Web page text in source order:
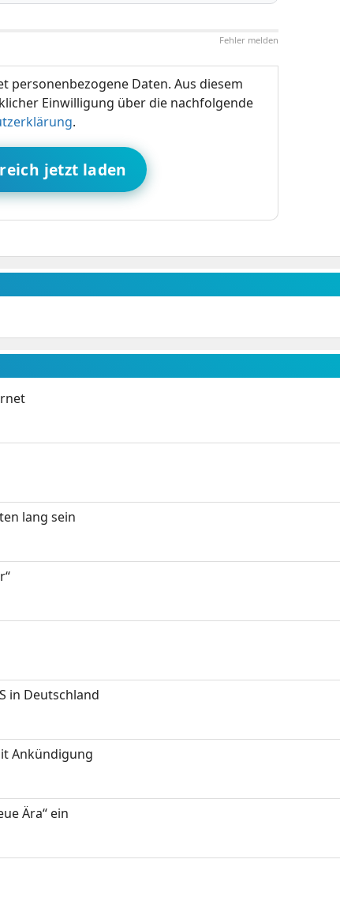
Fehler melden
personenbezogene Daten. Aus diesem
Einwilligung über die nachfolgende
.
jetzt laden
lang sein
in Deutschland
Ankündigung
Ära“ ein